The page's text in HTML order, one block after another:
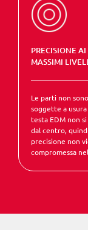
PRECISIONE AI
MASSIMI
Le parti non sono
soggette a usura
testa EDM non si
dal centro,
precisione non
compromessa